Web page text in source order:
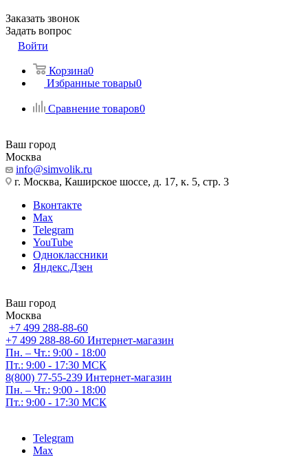
Заказать звонок
Задать вопрос
Войти
Корзина0
Избранные товары0
Сравнение товаров0
Ваш город
Москва
info@simvolik.ru
г. Москва, Каширское шоссе, д. 17, к. 5, стр. 3
Вконтакте
Max
Telegram
YouTube
Одноклассники
Яндекс.Дзен
Ваш город
Москва
+7 499 288-88-60
+7 499 288-88-60 Интернет-магазин
Пн. – Чт.: 9:00 - 18:00
Пт.: 9:00 - 17:30 МСК
8(800) 77-55-239 Интернет-магазин
Пн. – Чт.: 9:00 - 18:00
Пт.: 9:00 - 17:30 МСК
Telegram
Max